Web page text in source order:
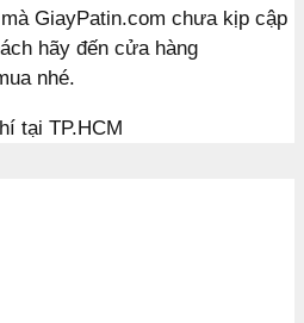
GiayPatin.com chưa kịp cập
hãy đến cửa hàng
nhé.
tại TP.HCM